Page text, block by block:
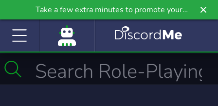
Take a few extra minutes to promote your
community even further on Griv.io, our newest